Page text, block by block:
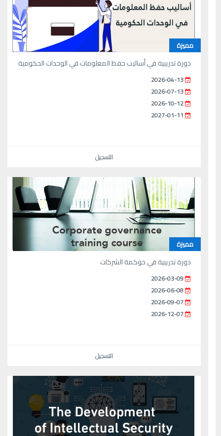
مميزة
دورة تدريبية في أساليب حفظ المعلومات في الوحدات الحكومية
2026-04-13
2026-07-13
2026-10-12
2027-01-11
التسجيل
مميزة
دورة تدريبية في حوكمة الشركات
2026-03-09
2026-06-08
2026-09-07
2026-12-07
التسجيل